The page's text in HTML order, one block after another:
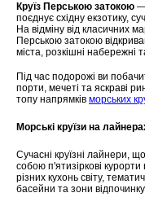
Круїз Перською затокою —
поєднує східну екзотику,
На відміну від класичних
Перською затокою
міста, розкішні набережні
Під час подорожі ви
порти, мечеті та яскраві
топу напрямків морських
Морські круїзи на
Сучасні круїзні лайнери,
собою п'ятизіркові
різних кухонь світу,
басейни та зони